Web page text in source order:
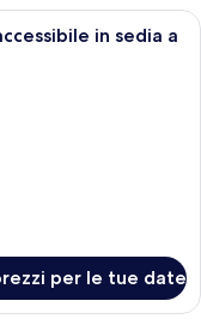
con un disco in vinile,
in sedia a
per le tue date